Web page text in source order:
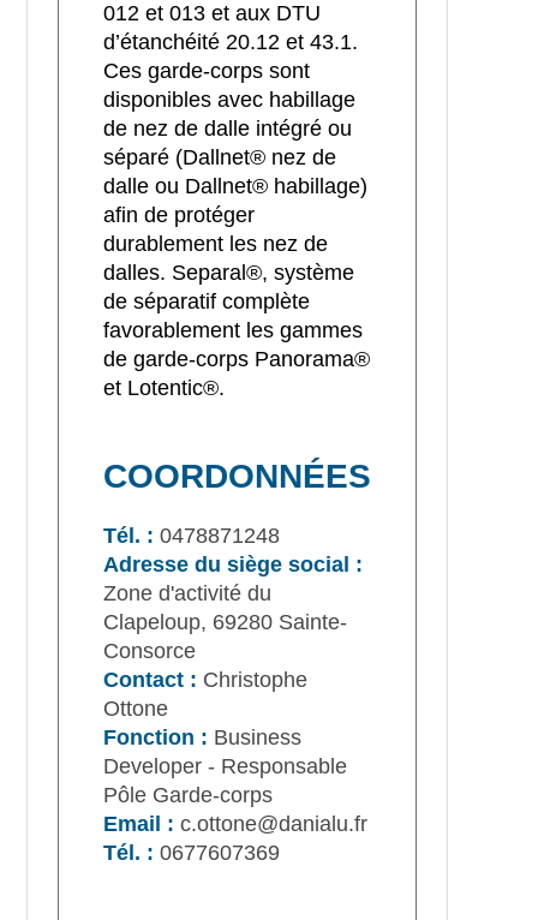
012 et 013 et aux DTU
d’étanchéité 20.12 et 43.1.
Ces garde-corps sont
disponibles avec habillage
de nez de dalle intégré ou
séparé (Dallnet® nez de
dalle ou Dallnet® habillage)
afin de protéger
durablement les nez de
dalles. Separal®, système
de séparatif complète
favorablement les gammes
de garde-corps Panorama®
et Lotentic®.
COORDONNÉES
Tél. : 0478871248
Adresse du siège social :
Zone d'activité du
Clapeloup, 69280 Sainte-
Consorce
Contact : Christophe
Ottone
Fonction : Business
Developer - Responsable
Pôle Garde-corps
Email : c.ottone@danialu.fr
Tél. : 0677607369